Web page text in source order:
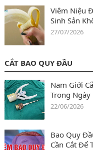
Viêm Niệu
Sinh Sản
27/07/2026
CẮT BAO QUY ĐẦU
Nam Giới
Trong Ngày
22/06/2026
Bao Quy
Cần Cắt Để